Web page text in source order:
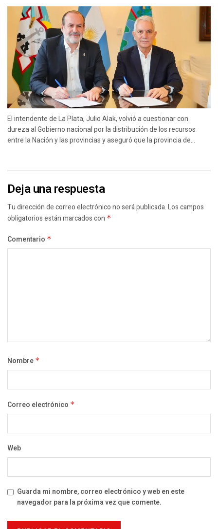
El intendente de La Plata, Julio Alak, volvió a cuestionar con
dureza al Gobierno nacional por la distribución de los recursos
entre la Nación y las provincias y aseguró que la provincia de...
Deja una respuesta
Tu dirección de correo electrónico no será publicada.Los campos
obligatorios están marcados con *
Comentario *
Nombre *
Correo electrónico *
Web
Guarda mi nombre, correo electrónico y web en este
navegador para la próxima vez que comente.